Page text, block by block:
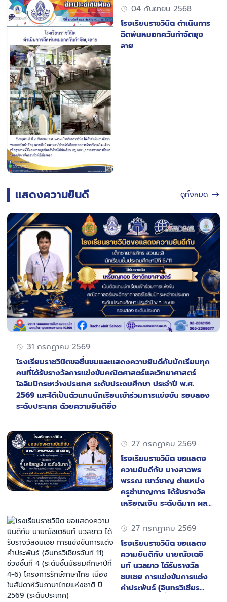
04 กันยายน 2568
โรงเรียนราชวินิต ดำเนินการ
ฉีดพ่นหมอกควันกำจัดยุง
ลาย
แสดงความยินดี ดูทั้งหมด
31 กรกฏาคม 2569
โรงเรียนราชวินิตขอชื่นชมและแสดงความยินดีกับนักเรียนทุก
คนที่ได้รับรางวัลการแข่งขันคณิตศาสตร์และวิทยาศาสตร์
โอลิมปิกระหว่างประเทศ ระดับประถมศึกษา ประจำปี พ.ศ.
2569 และได้เป็นตัวแทนนักเรียนเข้าร่วมการแข่งขัน รอบสอง
ระดับประเทศ ด้วยความยินดียิ่ง
27 กรกฏาคม 2569
โรงเรียนราชวินิต ขอแสดง
ความยินดีกับ นางสาวพร
พรรณ เชาว์ชาญ ตำแหน่ง
ครูชำนาญการ ได้รับรางวัล
เหรียญเงิน ระดับดีมาก ผล
(Best Practice) ประเภท ผู้
(ระดับประถมศึกษา)
27 กรกฏาคม 2569
โรงเรียนราชวินิต ขอแสดง
ความยินดีกับ นายณัชเตชิ
นท์ นวลขาว ได้รับรางวัล
ชมเชย การแข่งขันการแต่ง
คำประพันธ์ (อินทรวิเชียร